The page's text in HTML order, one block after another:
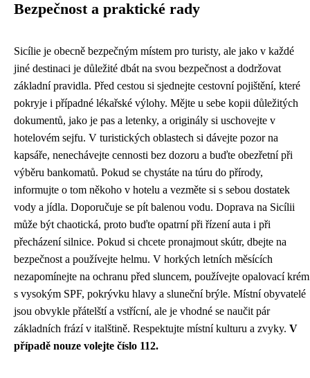
Bezpečnost a praktické rady
Sicílie je obecně bezpečným místem pro turisty, ale jako v každé
jiné destinaci je důležité dbát na svou bezpečnost a dodržovat
základní pravidla. Před cestou si sjednejte cestovní pojištění, které
pokryje i případné lékařské výlohy. Mějte u sebe kopii důležitých
dokumentů, jako je pas a letenky, a originály si uschovejte v
hotelovém sejfu. V turistických oblastech si dávejte pozor na
kapsáře, nenechávejte cennosti bez dozoru a buďte obezřetní při
výběru bankomatů. Pokud se chystáte na túru do přírody,
informujte o tom někoho v hotelu a vezměte si s sebou dostatek
vody a jídla. Doporučuje se pít balenou vodu. Doprava na Sicílii
může být chaotická, proto buďte opatrní při řízení auta i při
přecházení silnice. Pokud si chcete pronajmout skútr, dbejte na
bezpečnost a používejte helmu. V horkých letních měsících
nezapomínejte na ochranu před sluncem, používejte opalovací krém
s vysokým SPF, pokrývku hlavy a sluneční brýle. Místní obyvatelé
jsou obvykle přátelští a vstřícní, ale je vhodné se naučit pár
základních frází v italštině. Respektujte místní kulturu a zvyky. V
případě nouze volejte číslo 112.